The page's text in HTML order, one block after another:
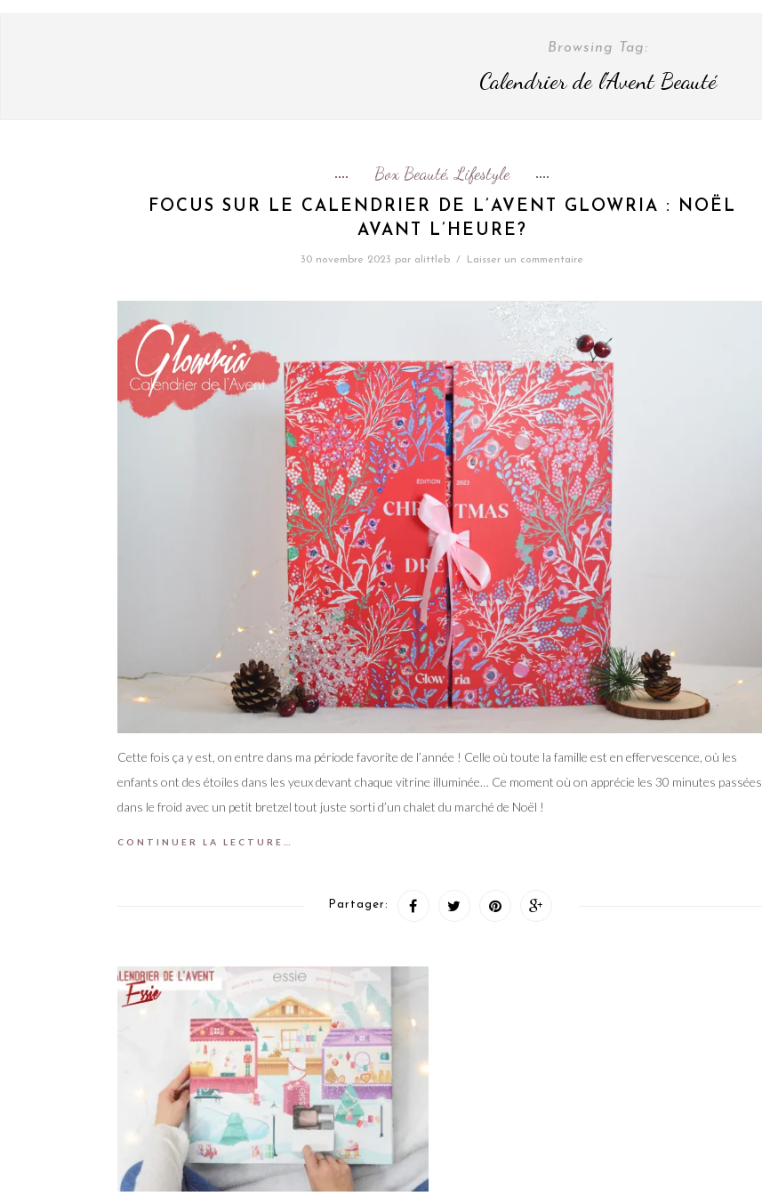
Browsing Tag:
Calendrier de l'Avent Beauté
Box Beauté, Lifestyle
FOCUS SUR LE CALENDRIER DE L’AVENT GLOWRIA : NOËL
AVANT L’HEURE?
30 novembre 2023 par alittleb / Laisser un commentaire
Cette fois ça y est, on entre dans ma période favorite de l’année ! Celle où toute la famille est en effervescence, où les
enfants ont des étoiles dans les yeux devant chaque vitrine illuminée… Ce moment où on apprécie les 30 minutes passées
dans le froid avec un petit bretzel tout juste sorti d’un chalet du marché de Noël !
CONTINUER LA LECTURE…
Partager: